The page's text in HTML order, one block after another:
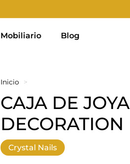
Mobiliario Blog
Inicio >
CAJA DE
DECORATION
Crystal Nails